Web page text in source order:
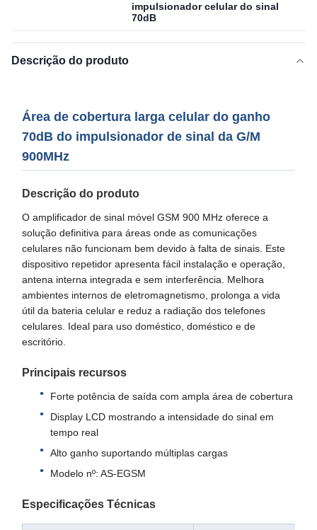
impulsionador celular do sinal
70dB
Descrição do produto
Área de cobertura larga celular do ganho
70dB do impulsionador de sinal da G/M
900MHz
Descrição do produto
O amplificador de sinal móvel GSM 900 MHz oferece a
solução definitiva para áreas onde as comunicações
celulares não funcionam bem devido à falta de sinais. Este
dispositivo repetidor apresenta fácil instalação e operação,
antena interna integrada e sem interferência. Melhora
ambientes internos de eletromagnetismo, prolonga a vida
útil da bateria celular e reduz a radiação dos telefones
celulares. Ideal para uso doméstico, doméstico e de
escritório.
Principais recursos
Forte potência de saída com ampla área de cobertura
Display LCD mostrando a intensidade do sinal em
tempo real
Alto ganho suportando múltiplas cargas
Modelo nº: AS-EGSM
Especificações Técnicas